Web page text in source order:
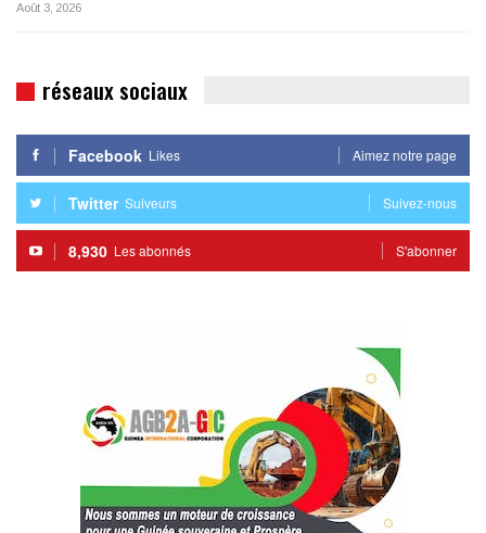
Août 3, 2026
réseaux sociaux
Facebook Likes Aimez notre page
Twitter Suiveurs Suivez-nous
8,930 Les abonnés S'abonner